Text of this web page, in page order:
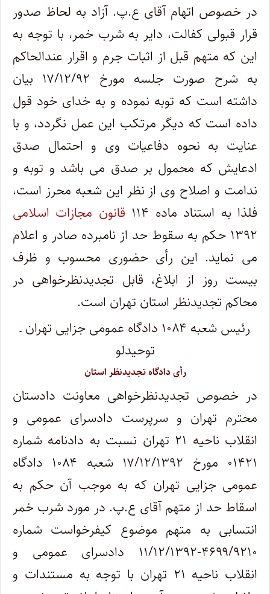
در خصوص اتهام آقای ع.پ. آزاد به لحاظ صدور
قرار قبولی کفالت، دایر به شرب خمر، با توجه به
این که متهم قبل از اثبات جرم و اقرار عندالحاکم
به شرح صورت جلسه مورخ ۱۷/۱۲/۹۲ بیان
داشته است که توبه نموده و به خدای خود قول
داده است که دیگر مرتکب این عمل نگردد، و با
عنایت به نحوه دفاعیات وی و احتمال صدق
ادعایش که محمول بر صدق می باشد و توبه و
ندامت و اصلاح وی از نظر این شعبه محرز است،
فلذا به استناد ماده ۱۱۴
قانون مجازات اسلامی
۱۳۹۲ حکم به سقوط حد از نامبرده صادر و اعلام
می نماید. این رأی حضوری محسوب و ظرف
بیست روز از ابلاغ، قابل تجدیدنظرخواهی در
محاکم تجدیدنظر استان تهران است.
رئیس شعبه ۱۰۸۴ دادگاه عمومی جزایی تهران ـ
توحیدلو
رأی دادگاه تجدیدنظر استان
در خصوص تجدیدنظرخواهی معاونت دادستان
محترم تهران و سرپرست دادسرای عمومی و
انقلاب ناحیه ۲۱ تهران نسبت به دادنامه شماره
۰۱۴۲۱ مورخ ۱۷/۱۲/۱۳۹۲ شعبه ۱۰۸۴ دادگاه
عمومی جزایی تهران که به موجب آن حکم به
اسقاط حد از متهم آقای ع.پ. در مورد شرب خمر
انتسابی به متهم موضوع کیفرخواست شماره
۴۶۹۹/۹۲۱۰-۱۱/۱۲/۱۳۹۲ دادسرای عمومی و
انقلاب ناحیه ۲۱ تهران با توجه به مستندات و